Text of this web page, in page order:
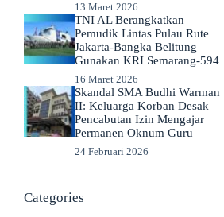
13 Maret 2026
TNI AL Berangkatkan
Pemudik Lintas Pulau Rute
Jakarta-Bangka Belitung
Gunakan KRI Semarang-594
16 Maret 2026
Skandal SMA Budhi Warman
II: Keluarga Korban Desak
Pencabutan Izin Mengajar
Permanen Oknum Guru
24 Februari 2026
Categories